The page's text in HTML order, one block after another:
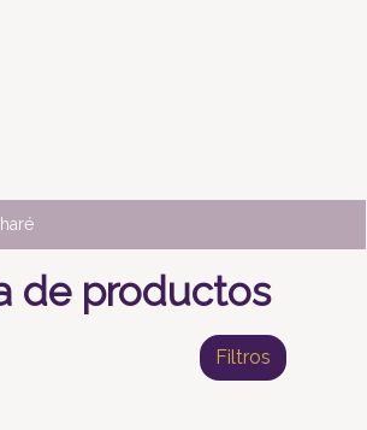
de productos
Filtros